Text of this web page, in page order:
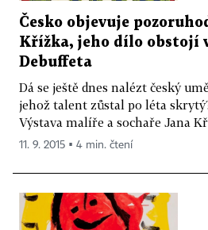
Česko objevuje
Křížka, jeho dílo obstojí
Debuffeta
Dá se ještě dnes nalézt český
jehož talent zůstal po léta
Výstava malíře a sochaře Jana
11. 9. 2015 ▪ 4 min. čtení